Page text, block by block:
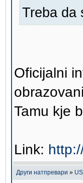
Treba da
Oficijalni
Tamu kje
Link:
Други натпревари »